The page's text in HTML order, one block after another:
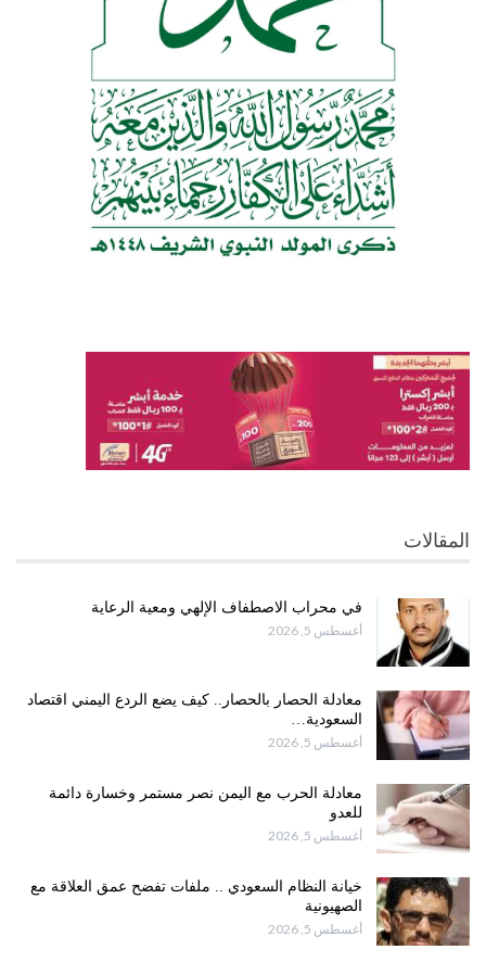
المقالات
في محراب الاصطفاف الإلهي ومعية الرعاية
أغسطس 5, 2026
معادلة الحصار بالحصار.. كيف يضع الردع اليمني اقتصاد
السعودية…
أغسطس 5, 2026
معادلة الحرب مع اليمن نصر مستمر وخسارة دائمة
للعدو
أغسطس 5, 2026
خيانة النظام السعودي .. ملفات تفضح عمق العلاقة مع
الصهيونية
أغسطس 5, 2026